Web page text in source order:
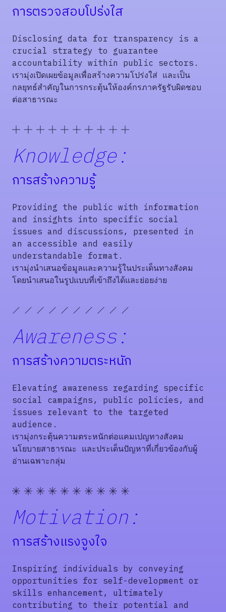
การตรวจสอบโปร่งใส
Disclosing data for transparency is a
crucial strategy to guarantee
accountability within public sectors.
เรามุ่งเปิดเผยข้อมูลเพื่อสร้างความโปร่งใส่ และเป็น
กลยุทธ์สำคัญในการกระตุ้นให้องค์กรภาครัฐรับผิดชอบ
ต่อสาธารณะ
Knowledge:
การสร้างความรู้
Providing the public with information
and insights into specific social
issues and discussions, presented in
an accessible and easily
understandable format.
เรามุ่งนำเสนอข้อมูลและความรู้ในประเด็นทางสังคม
โดยนำเสนอในรูปแบบที่เข้าถึงได้และย่อยง่าย
Awareness:
การสร้างความตระหนัก
Elevating awareness regarding specific
social campaigns, public policies, and
issues relevant to the targeted
audience.
เรามุ่งกระตุ้นความตระหนักต่อแคมเปญทางสังคม
นโยบายสาธารณะ และประเด็นปัญหาที่เกี่ยวข้องกับผู้
อ่านเฉพาะกลุ่ม
Motivation:
การสร้างแรงจูงใจ
Inspiring individuals by conveying
opportunities for self-development or
skills enhancement, ultimately
contributing to their potential and